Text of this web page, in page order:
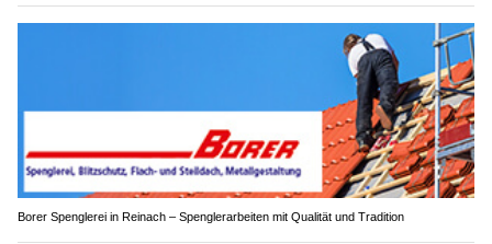
Borer Spenglerei in Reinach – Spenglerarbeiten mit Qualität und Tradition